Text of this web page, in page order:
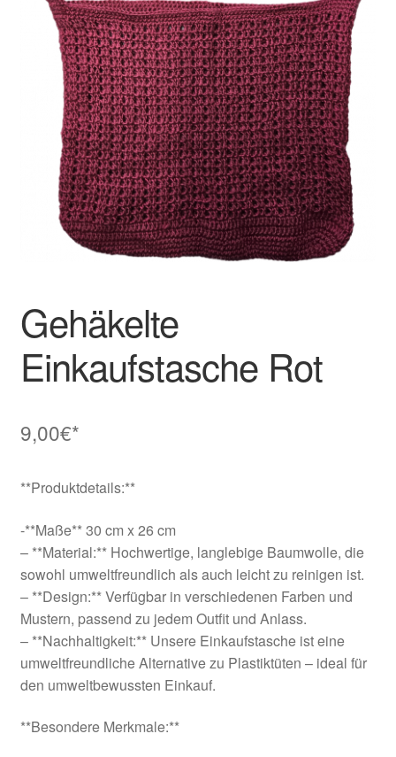
Gehäkelte
Einkaufstasche Rot
9,00€*
**Produktdetails:**
-**Maße** 30 cm x 26 cm
– **Material:** Hochwertige, langlebige Baumwolle, die
sowohl umweltfreundlich als auch leicht zu reinigen ist.
– **Design:** Verfügbar in verschiedenen Farben und
Mustern, passend zu jedem Outfit und Anlass.
– **Nachhaltigkeit:** Unsere Einkaufstasche ist eine
umweltfreundliche Alternative zu Plastiktüten – ideal für
den umweltbewussten Einkauf.
**Besondere Merkmale:**